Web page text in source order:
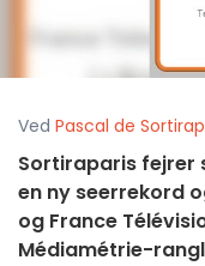
Ved Pascal de
Sortiraparis fejrer
en ny seerrekord
og France
Médiamétrie-